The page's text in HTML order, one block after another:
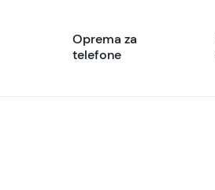
Oprema za
telefone